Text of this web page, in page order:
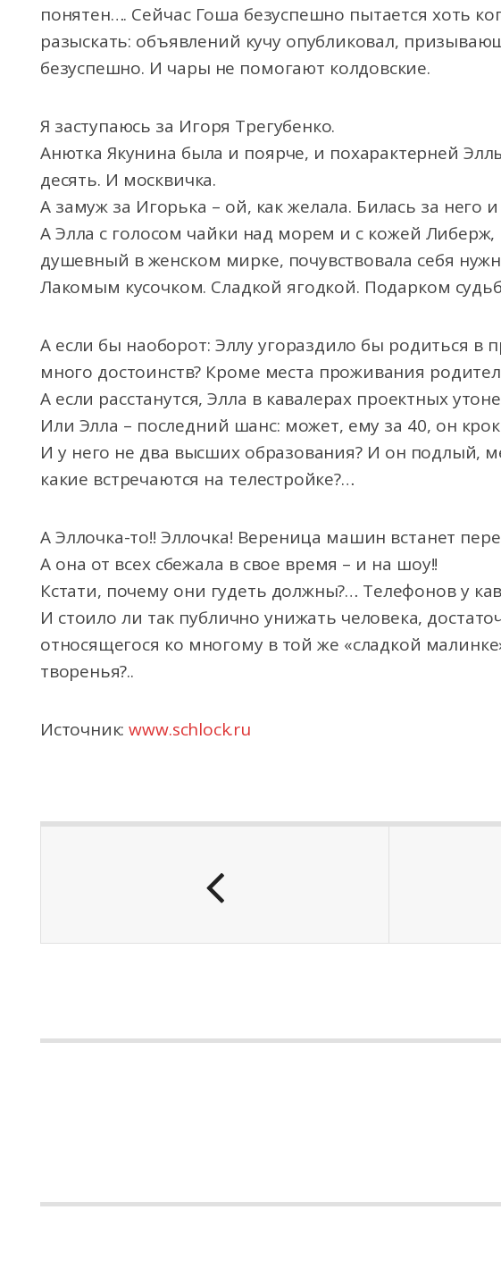
понятен…. Сейчас Гоша безуспешно пытается хоть
разыскать: объявлений кучу опубликовал,
безуспешно. И чары не помогают колдовские.
Я заступаюсь за Игоря Трегубенко.
Анютка Якунина была и поярче, и похарактерней
десять. И москвичка.
А замуж за Игорька – ой, как желала. Билась за него и
А Элла с голосом чайки над морем и с кожей
душевный в женском мирке, почувствовала себя
Лакомым кусочком. Сладкой ягодкой. Подарком
А если бы наоборот: Эллу угораздило бы родиться в
много достоинств? Кроме места проживания
А если расстанутся, Элла в кавалерах проектных
Или Элла – последний шанс: может, ему за 40, он
И у него не два высших образования? И он подлый,
какие встречаются на телестройке?…
А Эллочка-то!! Эллочка! Вереница машин встанет
А она от всех сбежала в свое время – и на шоу!!
Кстати, почему они гудеть должны?… Телефонов у
И стоило ли так публично унижать человека,
относящегося ко многому в той же «сладкой
творенья?..
Источник:www.schlock.ru